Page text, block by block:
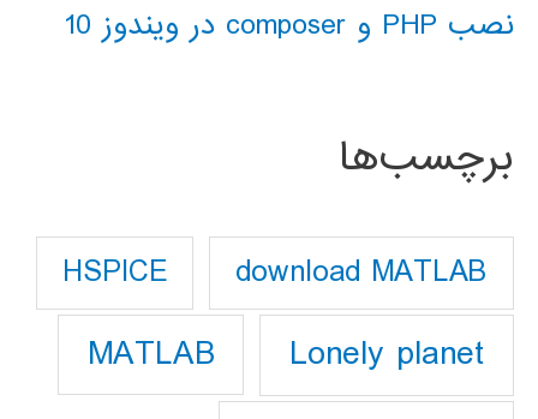
نصب PHP و composer در ویندوز 10
برچسب‌ها
download MATLAB
HSPICE
Lonely planet
MATLAB